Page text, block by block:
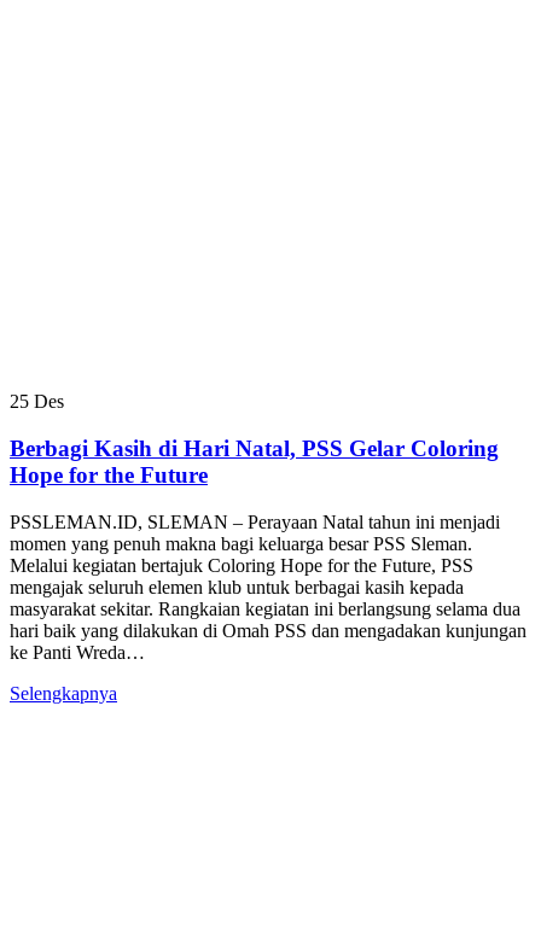
25 Des
Berbagi Kasih di Hari Natal, PSS Gelar Coloring
Hope for the Future
PSSLEMAN.ID, SLEMAN – Perayaan Natal tahun ini menjadi
momen yang penuh makna bagi keluarga besar PSS Sleman.
Melalui kegiatan bertajuk Coloring Hope for the Future, PSS
mengajak seluruh elemen klub untuk berbagai kasih kepada
masyarakat sekitar. Rangkaian kegiatan ini berlangsung selama dua
hari baik yang dilakukan di Omah PSS dan mengadakan kunjungan
ke Panti Wreda…
Selengkapnya